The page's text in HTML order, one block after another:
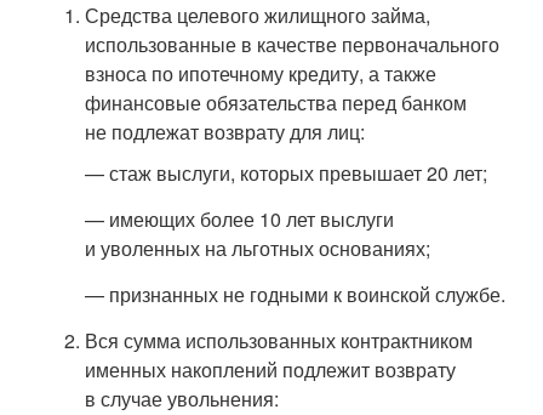
Средства целевого жилищного займа,
использованные в качестве первоначального
взноса по ипотечному кредиту, а также
финансовые обязательства перед банком
не подлежат возврату для лиц:
— стаж выслуги, которых превышает 20 лет;
— имеющих более 10 лет выслуги
и уволенных на льготных основаниях;
— признанных не годными к воинской службе.
Вся сумма использованных контрактником
именных накоплений подлежит возврату
в случае увольнения: